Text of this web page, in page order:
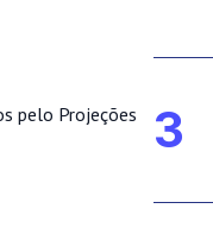
pelo Projeções
3